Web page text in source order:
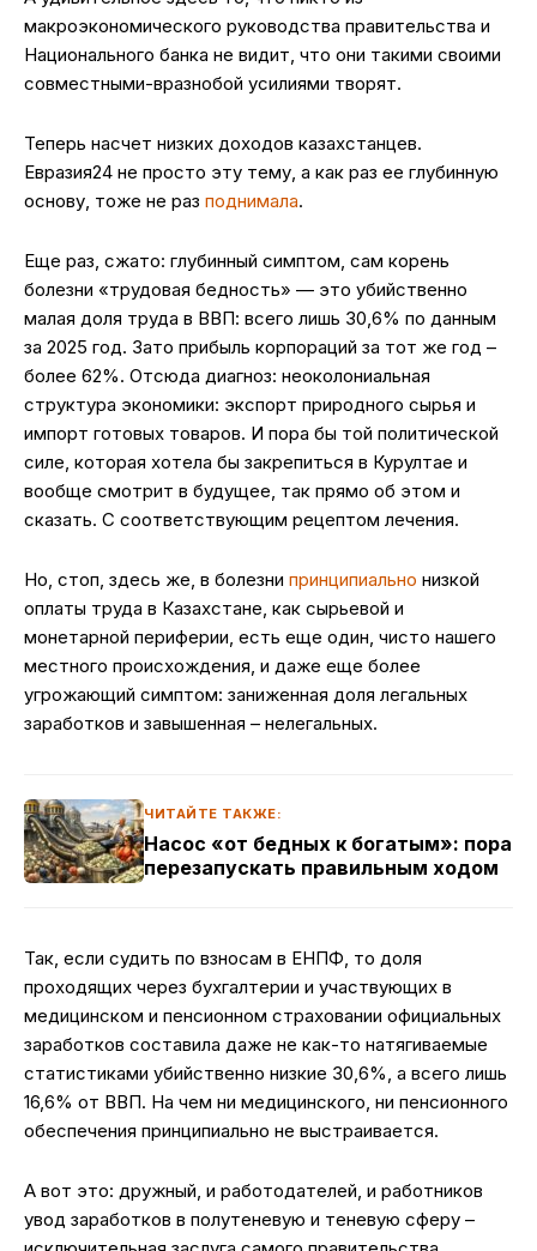
макроэкономического руководства правительства и
Национального банка не видит, что они такими своими
совместными-вразнобой усилиями творят.
Теперь насчет низких доходов казахстанцев.
Евразия24 не просто эту тему, а как раз ее глубинную
основу, тоже не раз поднимала.
Еще раз, сжато: глубинный симптом, сам корень
болезни «трудовая бедность» — это убийственно
малая доля труда в ВВП: всего лишь 30,6% по данным
за 2025 год. Зато прибыль корпораций за тот же год –
более 62%. Отсюда диагноз: неоколониальная
структура экономики: экспорт природного сырья и
импорт готовых товаров. И пора бы той политической
силе, которая хотела бы закрепиться в Курултае и
вообще смотрит в будущее, так прямо об этом и
сказать. С соответствующим рецептом лечения.
Но, стоп, здесь же, в болезни принципиально низкой
оплаты труда в Казахстане, как сырьевой и
монетарной периферии, есть еще один, чисто нашего
местного происхождения, и даже еще более
угрожающий симптом: заниженная доля легальных
заработков и завышенная – нелегальных.
ЧИТАЙТЕ ТАКЖЕ:
Насос «от бедных к богатым»: пора
перезапускать правильным ходом
Так, если судить по взносам в ЕНПФ, то доля
проходящих через бухгалтерии и участвующих в
медицинском и пенсионном страховании официальных
заработков составила даже не как-то натягиваемые
статистиками убийственно низкие 30,6%, а всего лишь
16,6% от ВВП. На чем ни медицинского, ни пенсионного
обеспечения принципиально не выстраивается.
А вот это: дружный, и работодателей, и работников
увод заработков в полутеневую и теневую сферу –